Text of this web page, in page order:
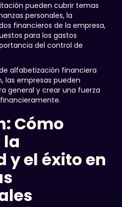
pueden cubrir temas
personales, la
financieros de la empresa,
para los gastos
del control de
alfabetización financiera
las empresas pueden
general y crear una fuerza
Cómo
y el éxito en